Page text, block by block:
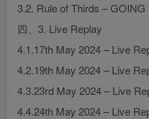
3.2. Rule of Thirds –
四、3. Live Replay
4.1.17th May 2024 – Live
4.2.19th May 2024 – Live
4.3.23rd May 2024 – Live
4.4.24th May 2024 – Live